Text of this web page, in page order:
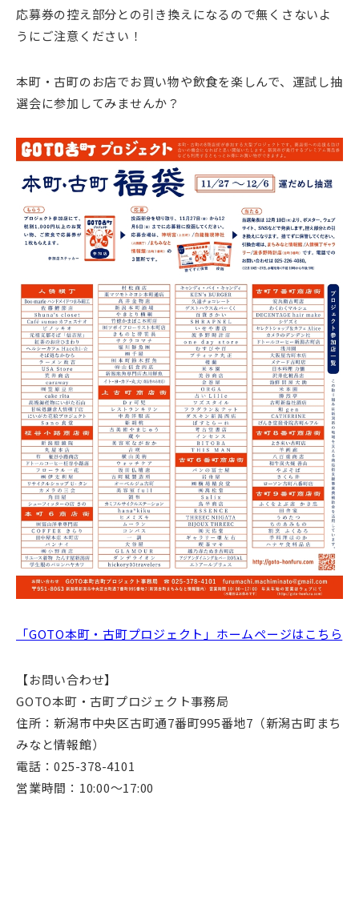
応募券の控え部分との引き換えになるので無くさないよ
うにご注意ください！
本町・古町のお店でお買い物や飲食を楽しんで、運試し抽
選会に参加してみませんか？
「GOTO本町・古町プロジェクト」ホームページはこちら
【お問い合わせ】
GOTO本町・古町プロジェクト事務局
住所：新潟市中央区古町通7番町995番地7（新潟古町まち
みなと情報館）
電話：025-378-4101
営業時間：10:00～17:00